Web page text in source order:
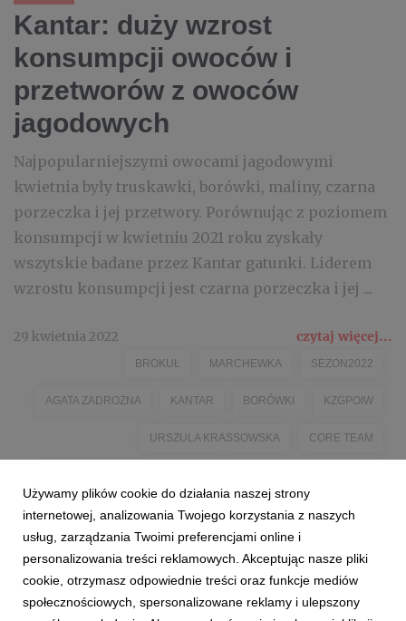
Kantar: duży wzrost
konsumpcji owoców i
przetworów z owoców
jagodowych
Najpopularniejszymi owocami jagodowymi
kwietnia były truskawki, borówki, maliny, czarna
porzeczka i jej przetwory. Porównując z poziomem
konsumpcji w kwietniu 2021 roku zyskały
wszytskie badane przez Kantar gatunki. Liderem
wzrostu konsumpcji jest czarna porzeczka i jej ...
29 kwietnia 2022 czytaj więcej...
BROKUŁ MARCHEWKA SEZON2022
AGATA ZADROŻNA KANTAR BORÓWKI KZGPOIW
URSZULA KRASSOWSKA CORE TEAM
POMIDOR CZARNA PORZECZKA ARONIA MALINY
Używamy plików cookie do działania naszej strony
internetowej, analizowania Twojego korzystania z naszych
usług, zarządzania Twoimi preferencjami online i
personalizowania treści reklamowych. Akceptując nasze pliki
cookie, otrzymasz odpowiednie treści oraz funkcje mediów
społecznościowych, spersonalizowane reklamy i ulepszony